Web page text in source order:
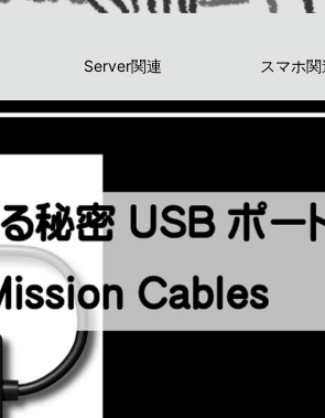
Server関連 スマホ関